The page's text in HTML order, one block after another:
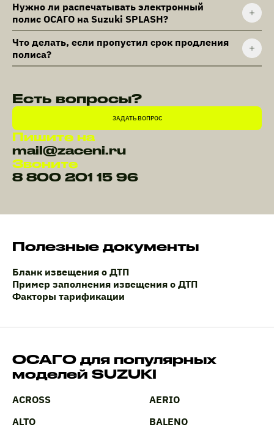
Нужно ли распечатывать электронный
полис ОСАГО на Suzuki SPLASH?
Что делать, если пропустил срок продления
полиса?
Есть вопросы?
ЗАДАТЬ ВОПРОС
Пишите на
mail@zaceni.ru
Звоните
8 800 201 15 96
Полезные документы
Бланк извещения о ДТП
Пример заполнения извещения о ДТП
Факторы тарификации
ОСАГО для популярных
моделей SUZUKI
ACROSS
AERIO
ALTO
BALENO